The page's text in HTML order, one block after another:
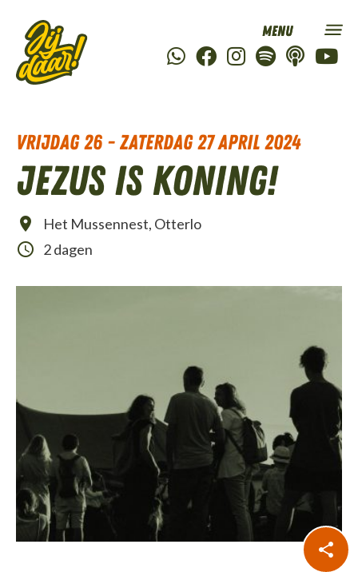
vrijdag 26 - zaterdag 27 april 2024
Jezus is Koning!
Het Mussennest, Otterlo
2 dagen